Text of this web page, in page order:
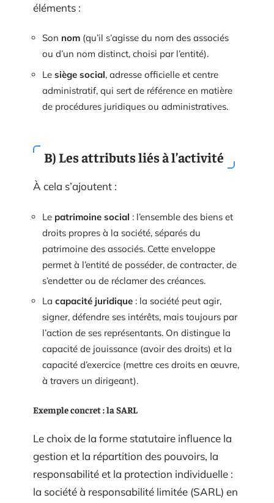
éléments :
Son nom (qu’il s’agisse du nom des associés
ou d’un nom distinct, choisi par l’entité).
Le siège social, adresse officielle et centre
administratif, qui sert de référence en matière
de procédures juridiques ou administratives.
B) Les attributs liés à l’activité
À cela s’ajoutent :
Le patrimoine social : l’ensemble des biens et
droits propres à la société, séparés du
patrimoine des associés. Cette enveloppe
permet à l’entité de posséder, de contracter, de
s’endetter ou de réclamer des créances.
La capacité juridique : la société peut agir,
signer, défendre ses intérêts, mais toujours par
l’action de ses représentants. On distingue la
capacité de jouissance (avoir des droits) et la
capacité d’exercice (mettre ces droits en œuvre,
à travers un dirigeant).
Exemple concret : la SARL
Le choix de la forme statutaire influence la
gestion et la répartition des pouvoirs, la
responsabilité et la protection individuelle :
la société à responsabilité limitée (SARL) en